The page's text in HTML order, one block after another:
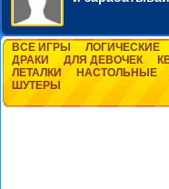
ВСЕ ИГРЫ ЛОГИЧЕСКИЕ
ДРАКИ
ДЛЯ ДЕВОЧЕК
ЛЕТАЛКИ
НАСТОЛЬНЫЕ
ШУТЕРЫ